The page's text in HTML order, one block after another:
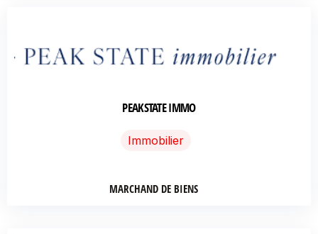
PEAKSTATE IMMO
Immobilier
MARCHAND DE BIENS